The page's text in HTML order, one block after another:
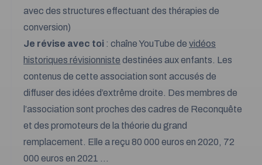
avec des structures effectuant des thérapies de
conversion)
Je révise avec toi : chaîne YouTube de vidéos
historiques révisionniste destinées aux enfants. Les
contenus de cette association sont accusés de
diffuser des idées d’extrême droite. Des membres de
l’association sont proches des cadres de Reconquête
et des promoteurs de la théorie du grand
remplacement. Elle a reçu 80 000 euros en 2020, 72
000 euros en 2021 …